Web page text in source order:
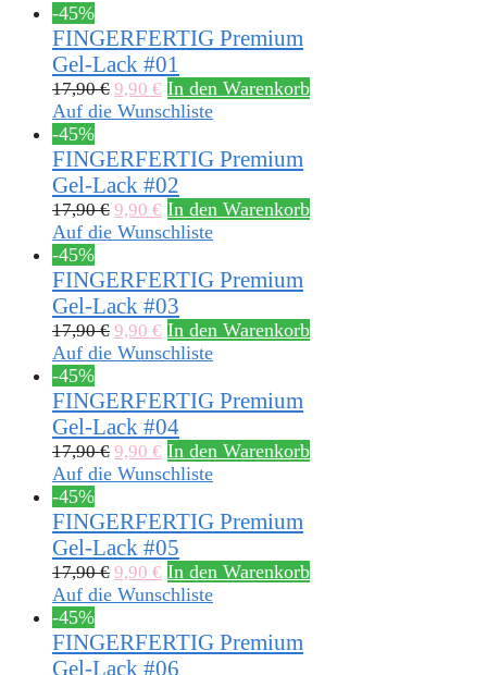
-45%
FINGERFERTIG Premium
Gel-Lack #01
17,90€ 9,90 € In den Warenkorb
Auf die Wunschliste
-45%
FINGERFERTIG Premium
Gel-Lack #02
17,90€ 9,90 € In den Warenkorb
Auf die Wunschliste
-45%
FINGERFERTIG Premium
Gel-Lack #03
17,90€ 9,90 € In den Warenkorb
Auf die Wunschliste
-45%
FINGERFERTIG Premium
Gel-Lack #04
17,90€ 9,90 € In den Warenkorb
Auf die Wunschliste
-45%
FINGERFERTIG Premium
Gel-Lack #05
17,90€ 9,90 € In den Warenkorb
Auf die Wunschliste
-45%
FINGERFERTIG Premium
Gel-Lack #06